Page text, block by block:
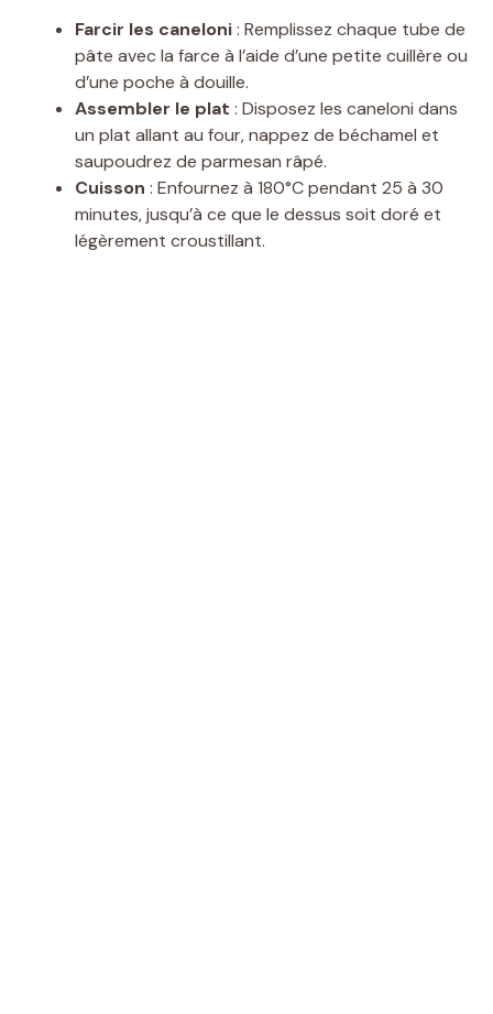
Farcir les caneloni: Remplissez chaque tube de
pâte avec la farce à l’aide d’une petite cuillère ou
d’une poche à douille.
Assembler le plat : Disposez les caneloni dans
un plat allant au four, nappez de béchamel et
saupoudrez de parmesan râpé.
Cuisson : Enfournez à 180°C pendant 25 à 30
minutes, jusqu’à ce que le dessus soit doré et
légèrement croustillant.